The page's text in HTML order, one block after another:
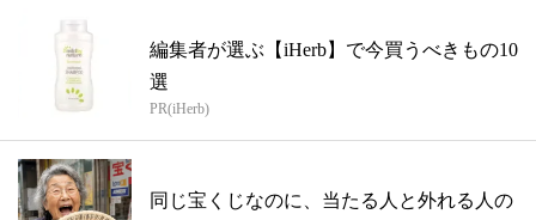
編集者が選ぶ【iHerb】で今買うべきもの10
選
PR(iHerb)
同じ宝くじなのに、当たる人と外れる人の